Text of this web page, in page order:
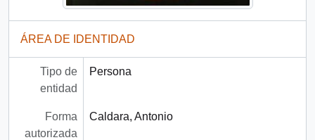
ÁREA DE IDENTIDAD
Tipo de
entidad
Persona
Forma
autorizada
Caldara, Antonio